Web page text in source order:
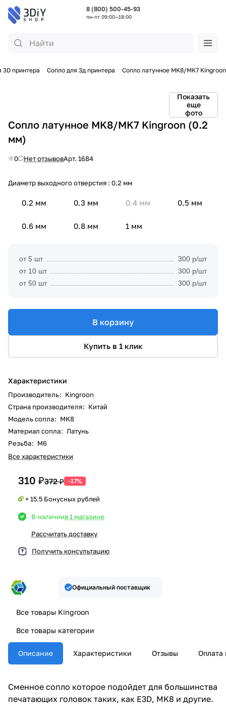
8 (800) 500-45-93
пн-пт 09:00—18:00
принтера Сопло для 3д принтера Сопло латунное MK8/MK7 Kingroon
Показать
еще
фото
Сопло латунное MK8/MK7 Kingroon (0.2
мм)
0 Нет отзывовАрт. 1684
Диаметр выходного отверстия : 0.2 мм
0.2 мм 0.3 мм 0.4 мм 0.5 мм
0.6 мм 0.8 мм 1 мм
от 5 шт
300 р/шт
от 10 шт
300 р/шт
от 50 шт
300 р/шт
В корзину
Купить в 1 клик
Характеристики
Производитель: Kingroon
Страна производителя: Китай
Модель сопла: MK8
Материал сопла: Латунь
Резьба: M6
Все характеристики
310 ₽372 ₽ -17%
+ 15.5 Бонусных рублей
В наличиив 1 магазине
Рассчитать доставку
Получить консультацию
Официальный поставщик
Все товары Kingroon
Все товары категории
Описание Характеристики Отзывы Оплата
Сменное сопло которое подойдет для большинства
печатающих головок таких, как E3D, MK8 и другие.